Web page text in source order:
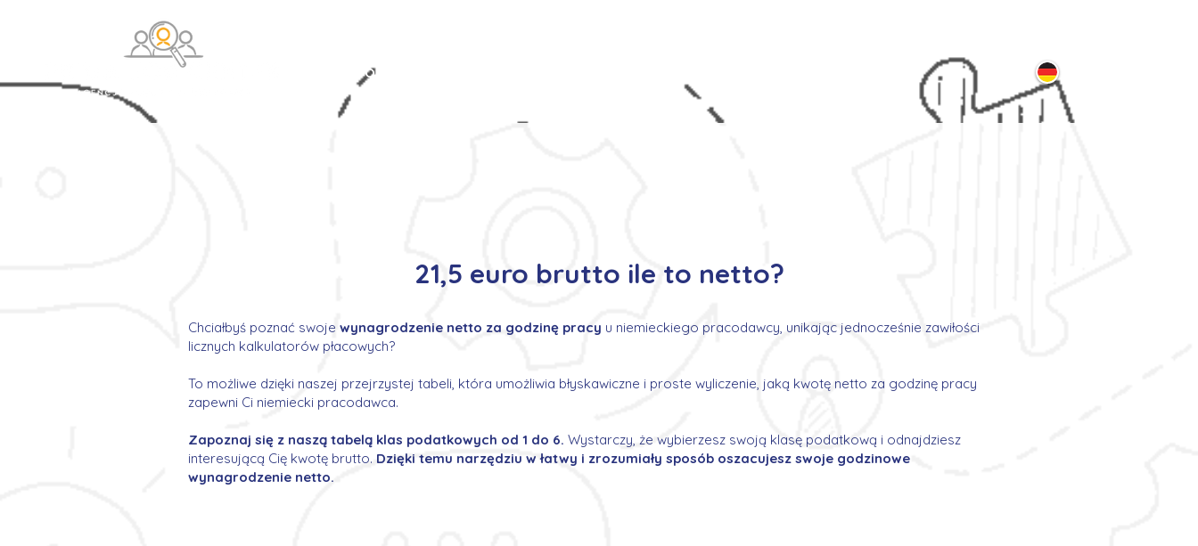
O nas
21,5 euro brutto ile to netto?
Chciałbyś poznać swoje wynagrodzenie netto za godzinę pracy u niemieckiego pracodawcy, unikając jednocześnie zawiłości
licznych kalkulatorów płacowych?
To możliwe dzięki naszej przejrzystej tabeli, która umożliwia błyskawiczne i proste wyliczenie, jaką kwotę netto za godzinę pracy
zapewni Ci niemiecki pracodawca.
Zapoznaj się z naszą tabelą klas podatkowych od 1 do 6. Wystarczy, że wybierzesz swoją klasę podatkową i odnajdziesz
interesującą Cię kwotę brutto. Dzięki temu narzędziu w łatwy i zrozumiały sposób oszacujesz swoje godzinowe
wynagrodzenie netto.